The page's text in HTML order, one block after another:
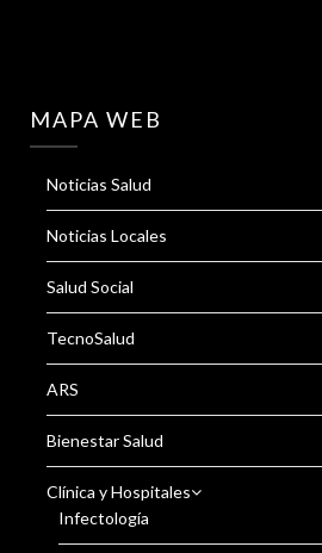
MAPA WEB
Noticias Salud
Noticias Locales
Salud Social
TecnoSalud
ARS
Bienestar Salud
Clínica y Hospitales
Infectología